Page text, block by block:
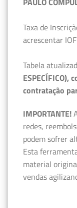
Taxa de
acrescentar
Tabela
contratação
IMPORTANTE!
redes,
podem sofrer
Esta
material
vendas